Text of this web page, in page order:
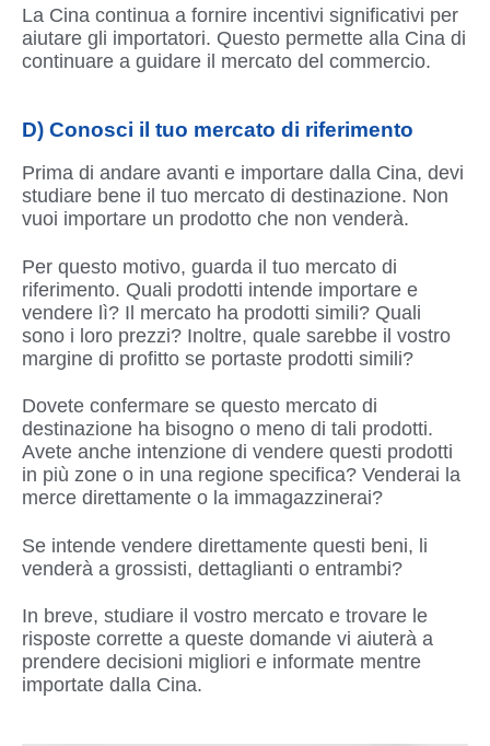
La Cina continua a fornire incentivi significativi per
aiutare gli importatori. Questo permette alla Cina di
continuare a guidare il mercato del commercio.
D) Conosci il tuo mercato di riferimento
Prima di andare avanti e importare dalla Cina, devi
studiare bene il tuo mercato di destinazione. Non
vuoi importare un prodotto che non venderà.
Per questo motivo, guarda il tuo mercato di
riferimento. Quali prodotti intende importare e
vendere lì? Il mercato ha prodotti simili? Quali
sono i loro prezzi? Inoltre, quale sarebbe il vostro
margine di profitto se portaste prodotti simili?
Dovete confermare se questo mercato di
destinazione ha bisogno o meno di tali prodotti.
Avete anche intenzione di vendere questi prodotti
in più zone o in una regione specifica? Venderai la
merce direttamente o la immagazzinerai?
Se intende vendere direttamente questi beni, li
venderà a grossisti, dettaglianti o entrambi?
In breve, studiare il vostro mercato e trovare le
risposte corrette a queste domande vi aiuterà a
prendere decisioni migliori e informate mentre
importate dalla Cina.